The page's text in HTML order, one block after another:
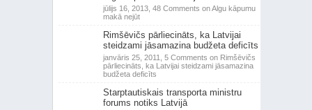
jūlijs 16, 2013, 48 Comments on Algu kāpumu
makā nejūt
Rimšēvičs pārliecināts, ka Latvijai
steidzami jāsamazina budžeta deficīts
janvāris 25, 2011, 5 Comments on Rimšēvičs
pārliecināts, ka Latvijai steidzami jāsamazina
budžeta deficīts
Starptautiskais transporta ministru
forums notiks Latvijā